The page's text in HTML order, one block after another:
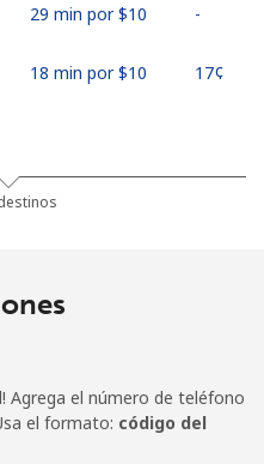
29 min por ⁦$10⁩ -
18 min por ⁦$10⁩ ⁦17¢⁩
665 min por ⁦$10⁩
25 min por ⁦$10⁩ ⁦16¢⁩
Agrega el número de teléfono
el formato: código del